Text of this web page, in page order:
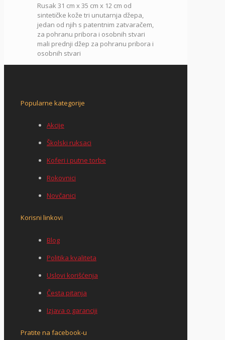
Rusak 31 cm x 35 cm x 12 cm od
sintetičke kože tri unutarnja džepa,
jedan od njih s patentnim zatvaračem,
za pohranu pribora i osobnih stvari
mali prednji džep za pohranu pribora i
osobnih stvari
Popularne kategorije
Akcije
Školski ruksaci
Koferi i putne torbe
Rokovnici
Novčanici
Korisni linkovi
Blog
Politika kvaliteta
Uslovi korišćenja
Česta pitanja
Izjava o garanciji
Pratite na facebook-u